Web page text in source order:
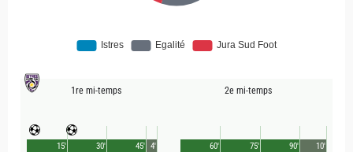
1re mi-temps
45'
15' 30' 4'
2e mi-temps
90'
60' 75' 10'